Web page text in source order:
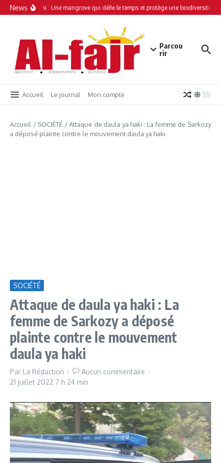
Aller au contenu
News
Simamboini : Une mangrove qui défie le temps et protège une biodiversité
Parcou
rir
Accueil Le journal Mon compte
Accueil / SOCIÉTÉ /Attaque de daula ya haki : La femme de Sarkozy
a déposé plainte contre le mouvement daula ya haki
SOCIÉTÉ
Attaque de daula ya haki : La
femme de Sarkozy a déposé
plainte contre le mouvement
daula ya haki
Par La Rédaction
Aucun commentaire
21 juillet 2022 7 h 24 min